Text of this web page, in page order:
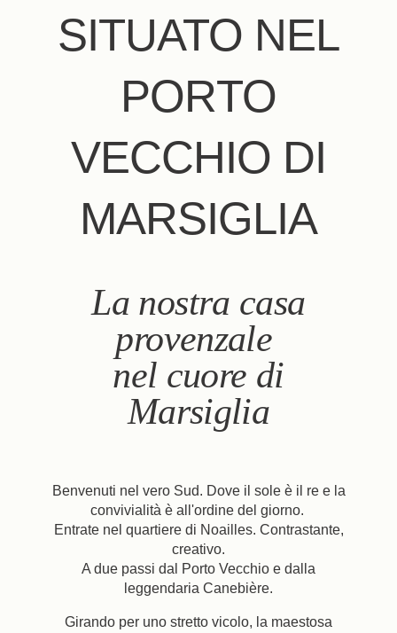
SITUATO NEL
PORTO
VECCHIO DI
MARSIGLIA
La nostra casa
provenzale
nel cuore di
Marsiglia
Benvenuti nel vero Sud. Dove il sole è il re e la
convivialità è all'ordine del giorno.
Entrate nel quartiere di Noailles. Contrastante,
creativo.
A due passi dal Porto Vecchio e dalla
leggendaria Canebière.
Girando per uno stretto vicolo, la maestosa